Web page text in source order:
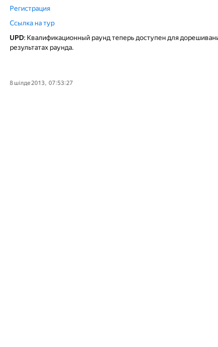
Регистрация
Ссылка на тур
UPD: Квалификационный раунд теперь доступен для
результатах раунда.
8 шілде 2013, 07:53:27